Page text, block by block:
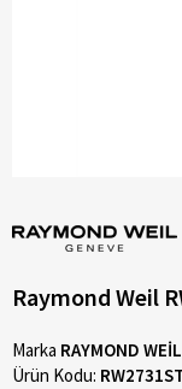
Raymond Weil
Marka RAYMOND WEİL
Ürün Kodu: